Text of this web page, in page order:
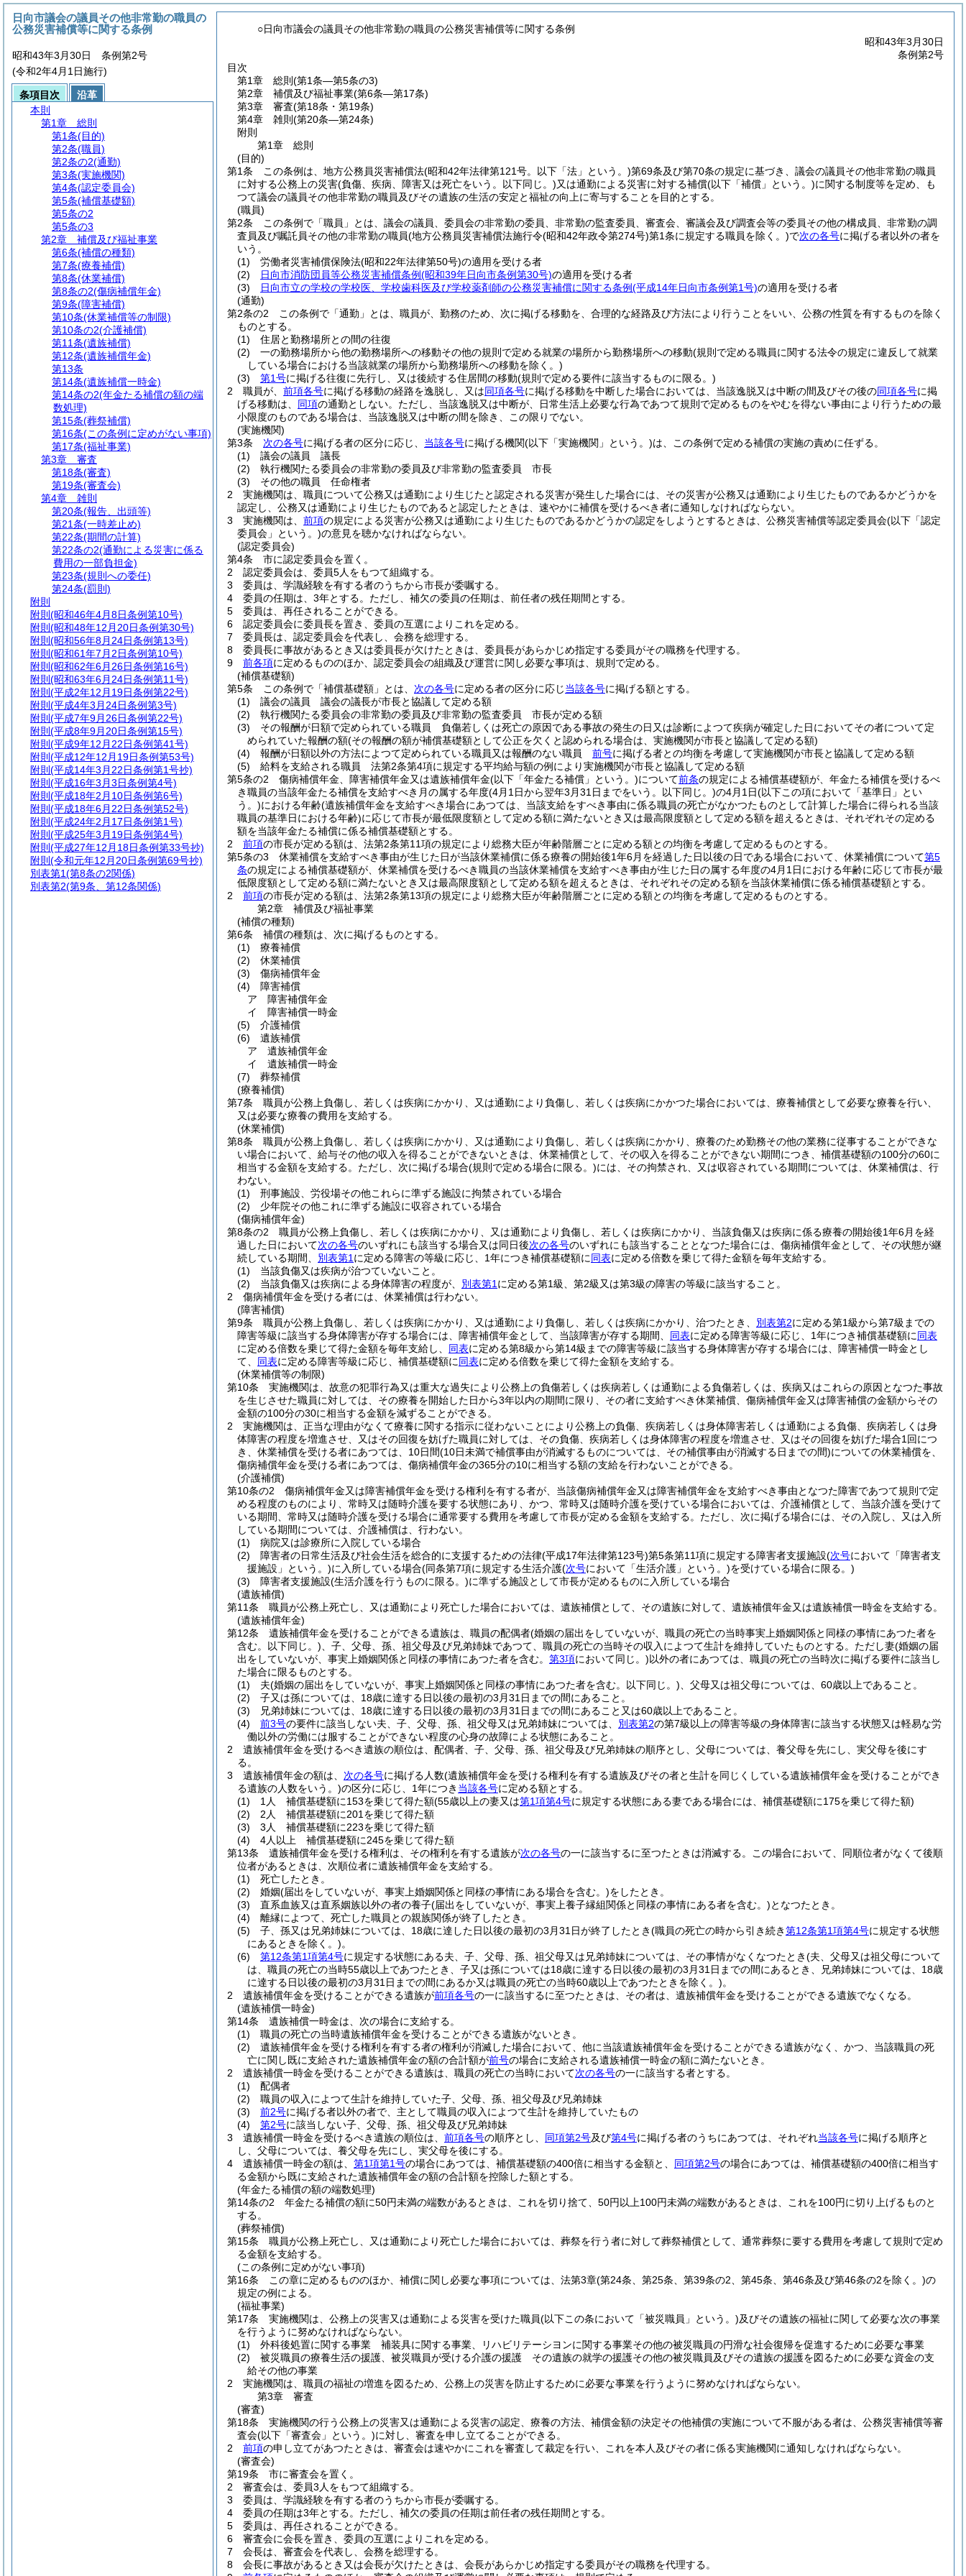
○日向市議会の議員その他非常勤の職員の公務災害補償等に関する条例
昭和43年3月30日
条例第2号
目次
第1章
総則 (第1条―第5条の3)
第2章
補償及び福祉事業(第6条―第17条)
第3章
審査(第18条・第19条)
第4章
雑則 (第20条―第24条)
附則
第1章
総則
(目的)
第1条
この条例は、地方公務員災害補償法(昭和42年法律第121号。以下「法」という。)第69条及び第70条の規定に基づき、議会の議員その他非常勤の職員
に対する公務上の災害(負傷、疾病、障害又は死亡をいう。以下同じ。)又は通勤による災害に対する補償(以下「補償」という。)に関する制度等を定め、も
つて議会の議員その他非常勤の職員及びその遺族の生活の安定と福祉の向上に寄与することを目的とする。
(職員)
第2条
この条例で「職員」とは、議会の議員、委員会の非常勤の委員、非常勤の監査委員、審査会、審議会及び調査会等の委員その他の構成員、非常勤の調
査員及び嘱託員その他の非常勤の職員(地方公務員災害補償法施行令(昭和42年政令第274号)第1条に規定する職員を除く。)で次の各号に掲げる者以外の者を
いう。
(1)
労働者災害補償保険法(昭和22年法律第50号)の適用を受ける者
(2)
日向市消防団員等公務災害補償条例(昭和39年日向市条例第30号)の適用を受ける者
(3)
日向市立の学校の学校医、学校歯科医及び学校薬剤師の公務災害補償に関する条例(平成14年日向市条例第1号)の適用を受ける者
(通勤)
第2条の2
この条例で「通勤」とは、職員が、勤務のため、次に掲げる移動を、合理的な経路及び方法により行うことをいい、公務の性質を有するものを除く
ものとする。
(1)
住居と勤務場所との間の往復
(2)
一の勤務場所から他の勤務場所への移動その他の規則で定める就業の場所から勤務場所への移動(規則で定める職員に関する法令の規定に違反して就業
している場合における当該就業の場所から勤務場所への移動を除く。)
(3)
第1号に掲げる往復に先行し、又は後続する住居間の移動(規則で定める要件に該当するものに限る。)
2
職員が、 前項各号に掲げる移動の経路を逸脱し、又は同項各号に掲げる移動を中断した場合においては、当該逸脱又は中断の間及びその後の同項各号に掲
げる移動は、 同項の通勤としない。 ただし、当該逸脱又は中断が、日常生活上必要な行為であつて規則で定めるものをやむを得ない事由により行うための最
小限度のものである場合は、当該逸脱又は中断の間を除き、この限りでない。
(実施機関)
第3条
次の各号に掲げる者の区分に応じ、 当該各号に掲げる機関(以下「実施機関」という。)は、この条例で定める補償の実施の責めに任ずる。
(1)
議会の議員 議長
(2)
執行機関たる委員会の非常勤の委員及び非常勤の監査委員 市長
(3)
その他の職員 任命権者
2
実施機関は、職員について公務又は通勤により生じたと認定される災害が発生した場合には、その災害が公務又は通勤により生じたものであるかどうかを
認定し、公務又は通勤により生じたものであると認定したときは、速やかに補償を受けるべき者に通知しなければならない。
3
実施機関は、 前項の規定による災害が公務又は通勤により生じたものであるかどうかの認定をしようとするときは、公務災害補償等認定委員会(以下「認定
委員会」という。)の意見を聴かなければならない。
(認定委員会)
第4条
市に認定委員会を置く。
2
認定委員会は、委員5人をもつて組織する。
3
委員は、学識経験を有する者のうちから市長が委嘱する。
4
委員の任期は、3年とする。 ただし、補欠の委員の任期は、前任者の残任期間とする。
5
委員は、再任されることができる。
6
認定委員会に委員長を置き、委員の互選によりこれを定める。
7
委員長は、認定委員会を代表し、会務を総理する。
8
委員長に事故があるとき又は委員長が欠けたときは、委員長があらかじめ指定する委員がその職務を代理する。
9
前各項に定めるもののほか、認定委員会の組織及び運営に関し必要な事項は、規則で定める。
(補償基礎額)
第5条
この条例で「補償基礎額」とは、 次の各号に定める者の区分に応じ当該各号に掲げる額とする。
(1)
議会の議員 議会の議長が市長と協議して定める額
(2)
執行機関たる委員会の非常勤の委員及び非常勤の監査委員 市長が定める額
(3)
その報酬が日額で定められている職員 負傷若しくは死亡の原因である事故の発生の日又は診断によつて疾病が確定した日においてその者について定
められていた報酬の額(その報酬の額が補償基礎額として公正を欠くと認められる場合は、実施機関が市長と協議して定める額)
(4)
報酬が日額以外の方法によつて定められている職員又は報酬のない職員 前号に掲げる者との均衡を考慮して実施機関が市長と協議して定める額
(5)
給料を支給される職員 法第2条第4項に規定する平均給与額の例により実施機関が市長と協議して定める額
第5条の2
傷病補償年金、障害補償年金又は遺族補償年金(以下「年金たる補償」という。)について前条の規定による補償基礎額が、年金たる補償を受けるべ
き職員の当該年金たる補償を支給すべき月の属する年度(4月1日から翌年3月31日までをいう。以下同じ。)の4月1日(以下この項において「基準日」とい
う。)における年齢(遺族補償年金を支給すべき場合にあつては、当該支給をすべき事由に係る職員の死亡がなかつたものとして計算した場合に得られる当該
職員の基準日における年齢)に応じて市長が最低限度額として定める額に満たないとき又は最高限度額として定める額を超えるときは、それぞれその定める
額を当該年金たる補償に係る補償基礎額とする。
2
前項の市長が定める額は、法第2条第11項の規定により総務大臣が年齢階層ごとに定める額との均衡を考慮して定めるものとする。
第5条の3
休業補償を支給すべき事由が生じた日が当該休業補償に係る療養の開始後1年6月を経過した日以後の日である場合において、休業補償について第5
条の規定による補償基礎額が、休業補償を受けるべき職員の当該休業補償を支給すべき事由が生じた日の属する年度の4月1日における年齢に応じて市長が最
低限度額として定める額に満たないとき又は最高限度額として定める額を超えるときは、それぞれその定める額を当該休業補償に係る補償基礎額とする。
2
前項の市長が定める額は、法第2条第13項の規定により総務大臣が年齢階層ごとに定める額との均衡を考慮して定めるものとする。
第2章
補償及び福祉事業
(補償の種類)
第6条
補償の種類は、次に掲げるものとする。
(1)
療養補償
(2)
休業補償
(3)
傷病補償年金
(4)
障害補償
ア
障害補償年金
イ
障害補償一時金
(5)
介護補償
(6)
遺族補償
ア
遺族補償年金
イ
遺族補償一時金
(7)
葬祭補償
(療養補償)
第7条
職員が公務上負傷し、若しくは疾病にかかり、又は通勤により負傷し、若しくは疾病にかかつた場合においては、療養補償として必要な療養を行い、
又は必要な療養の費用を支給する。
(休業補償)
第8条
職員が公務上負傷し、若しくは疾病にかかり、又は通勤により負傷し、若しくは疾病にかかり、療養のため勤務その他の業務に従事することができな
い場合において、給与その他の収入を得ることができないときは、休業補償として、その収入を得ることができない期間につき、補償基礎額の100分の60に
相当する金額を支給する。 ただし、次に掲げる場合(規則で定める場合に限る。)には、その拘禁され、又は収容されている期間については、休業補償は、行
わない。
(1)
刑事施設、労役場その他これらに準ずる施設に拘禁されている場合
(2)
少年院その他これに準ずる施設に収容されている場合
(傷病補償年金)
第8条の2
職員が公務上負傷し、若しくは疾病にかかり、又は通勤により負傷し、若しくは疾病にかかり、当該負傷又は疾病に係る療養の開始後1年6月を経
過した日において次の各号のいずれにも該当する場合又は同日後次の各号のいずれにも該当することとなつた場合には、傷病補償年金として、その状態が継
続している期間、 別表第1 に定める障害の等級に応じ、1年につき補償基礎額に同表に定める倍数を乗じて得た金額を毎年支給する。
(1)
当該負傷又は疾病が治つていないこと。
(2)
当該負傷又は疾病による身体障害の程度が、 別表第1 に定める第1級、第2級又は第3級の障害の等級に該当すること。
2
傷病補償年金を受ける者には、休業補償は行わない。
(障害補償)
第9条
職員が公務上負傷し、若しくは疾病にかかり、又は通勤により負傷し、若しくは疾病にかかり、治つたとき、 別表第2に定める第1級から第7級までの
障害等級に該当する身体障害が存する場合には、障害補償年金として、当該障害が存する期間、 同表に定める障害等級に応じ、1年につき補償基礎額に同表
に定める倍数を乗じて得た金額を毎年支給し、 同表に定める第8級から第14級までの障害等級に該当する身体障害が存する場合には、障害補償一時金とし
て、 同表に定める障害等級に応じ、補償基礎額に同表に定める倍数を乗じて得た金額を支給する。
(休業補償等の制限)
第10条
実施機関は、故意の犯罪行為又は重大な過失により公務上の負傷若しくは疾病若しくは通勤による負傷若しくは、疾病又はこれらの原因となつた事故
を生じさせた職員に対しては、その療養を開始した日から3年以内の期間に限り、その者に支給すべき休業補償、傷病補償年金又は障害補償の金額からその
金額の100分の30に相当する金額を減ずることができる。
2
実施機関は、正当な理由がなくて療養に関する指示に従わないことにより公務上の負傷、疾病若しくは身体障害若しくは通勤による負傷、疾病若しくは身
体障害の程度を増進させ、又はその回復を妨げた職員に対しては、その負傷、疾病若しくは身体障害の程度を増進させ、又はその回復を妨げた場合1回につ
き、休業補償を受ける者にあつては、10日間(10日未満で補償事由が消滅するものについては、その補償事由が消滅する日までの間)についての休業補償を、
傷病補償年金を受ける者にあつては、傷病補償年金の365分の10に相当する額の支給を行わないことができる。
(介護補償)
第10条の2
傷病補償年金又は障害補償年金を受ける権利を有する者が、当該傷病補償年金又は障害補償年金を支給すべき事由となつた障害であつて規則で定
める程度のものにより、常時又は随時介護を要する状態にあり、かつ、常時又は随時介護を受けている場合においては、介護補償として、当該介護を受けて
いる期間、常時又は随時介護を受ける場合に通常要する費用を考慮して市長が定める金額を支給する。 ただし、次に掲げる場合には、その入院し、又は入所
している期間については、介護補償は、行わない。
(1)
病院又は診療所に入院している場合
(2)
障害者の日常生活及び社会生活を総合的に支援するための法律(平成17年法律第123号)第5条第11項に規定する障害者支援施設(次号において「障害者支
援施設」という。)に入所している場合(同条第7項に規定する生活介護(次号において「生活介護」という。)を受けている場合に限る。)
(3)
障害者支援施設(生活介護を行うものに限る。)に準ずる施設として市長が定めるものに入所している場合
(遺族補償)
第11条
職員が公務上死亡し、又は通勤により死亡した場合においては、遺族補償として、その遺族に対して、遺族補償年金又は遺族補償一時金を支給する。
(遺族補償年金)
第12条
遺族補償年金を受けることができる遺族は、職員の配偶者(婚姻の届出をしていないが、職員の死亡の当時事実上婚姻関係と同様の事情にあつた者を
含む。以下同じ。) 、子、父母、孫、祖父母及び兄弟姉妹であつて、職員の死亡の当時その収入によつて生計を維持していたものとする。 ただし妻(婚姻の届
出をしていないが、事実上婚姻関係と同様の事情にあつた者を含む。 第3項において同じ。)以外の者にあつては、職員の死亡の当時次に掲げる要件に該当し
た場合に限るものとする。
(1)
夫(婚姻の届出をしていないが、事実上婚姻関係と同様の事情にあつた者を含む。以下同じ。) 、父母又は祖父母については、60歳以上であること。
(2)
子又は孫については、18歳に達する日以後の最初の3月31日までの間にあること。
(3)
兄弟姉妹については、18歳に達する日以後の最初の3月31日までの間にあること又は60歳以上であること。
(4)
前3号の要件に該当しない夫、子、父母、孫、祖父母又は兄弟姉妹については、 別表第2の第7級以上の障害等級の身体障害に該当する状態又は軽易な労
働以外の労働には服することができない程度の心身の故障による状態にあること。
2
遺族補償年金を受けるべき遺族の順位は、配偶者、子、父母、孫、祖父母及び兄弟姉妹の順序とし、父母については、養父母を先にし、実父母を後にす
る。
3
遺族補償年金の額は、 次の各号に掲げる人数(遺族補償年金を受ける権利を有する遺族及びその者と生計を同じくしている遺族補償年金を受けることができ
る遺族の人数をいう。)の区分に応じ、1年につき 当該各号に定める額とする。
(1)
1人 補償基礎額に153を乗じて得た額(55歳以上の妻又は第1項第4号に規定する状態にある妻である場合には、補償基礎額に175を乗じて得た額)
(2)
2人 補償基礎額に201を乗じて得た額
(3)
3人 補償基礎額に223を乗じて得た額
(4)
4人以上 補償基礎額に245を乗じて得た額
第13条
遺族補償年金を受ける権利は、その権利を有する遺族が次の各号の一に該当するに至つたときは消滅する。
この場合において、同順位者がなくて後順
位者があるときは、次順位者に遺族補償年金を支給する。
(1)
死亡したとき。
(2)
婚姻(届出をしていないが、事実上婚姻関係と同様の事情にある場合を含む。)をしたとき。
(3)
直系血族又は直系姻族以外の者の養子(届出をしていないが、事実上養子縁組関係と同様の事情にある者を含む。)となつたとき。
(4)
離縁によつて、死亡した職員との親族関係が終了したとき。
(5)
子、孫又は兄弟姉妹については、18歳に達した日以後の最初の3月31日が終了したとき(職員の死亡の時から引き続き第12条第1項第4号に規定する状態
にあるときを除く。)。
(6)
第12条第1項第4号に規定する状態にある夫、子、父母、孫、祖父母又は兄弟姉妹については、その事情がなくなつたとき(夫、父母又は祖父母について
は、職員の死亡の当時55歳以上であつたとき、子又は孫については18歳に達する日以後の最初の3月31日までの間にあるとき、兄弟姉妹については、18歳
に達する日以後の最初の3月31日までの間にあるか又は職員の死亡の当時60歳以上であつたときを除く。)。
2
遺族補償年金を受けることができる遺族が前項各号の一に該当するに至つたときは、その者は、遺族補償年金を受けることができる遺族でなくなる。
(遺族補償一時金)
第14条
遺族補償一時金は、次の場合に支給する。
(1)
職員の死亡の当時遺族補償年金を受けることができる遺族がないとき。
(2)
遺族補償年金を受ける権利を有する者の権利が消滅した場合において、他に当該遺族補償年金を受けることができる遺族がなく、かつ、当該職員の死
亡に関し既に支給された遺族補償年金の額の合計額が前号の場合に支給される遺族補償一時金の額に満たないとき。
2
遺族補償一時金を受けることができる遺族は、職員の死亡の当時において次の各号の一に該当する者とする。
(1)
配偶者
(2)
職員の収入によつて生計を維持していた子、父母、孫、祖父母及び兄弟姉妹
(3)
前2号に掲げる者以外の者で、主として職員の収入によつて生計を維持していたもの
(4)
第2号に該当しない子、父母、孫、祖父母及び兄弟姉妹
3
遺族補償一時金を受けるべき遺族の順位は、 前項各号の順序とし、 同項第2号及び第4号に掲げる者のうちにあつては、それぞれ当該各号に掲げる順序と
し、父母については、養父母を先にし、実父母を後にする。
4
遺族補償一時金の額は、 第1項第1号の場合にあつては、補償基礎額の400倍に相当する金額と、 同項第2号の場合にあつては、補償基礎額の400倍に相当す
る金額から既に支給された遺族補償年金の額の合計額を控除した額とする。
(年金たる補償の額の端数処理)
第14条の2
年金たる補償の額に50円未満の端数があるときは、これを切り捨て、50円以上100円未満の端数があるときは、これを100円に切り上げるものと
する。
(葬祭補償)
第15条
職員が公務上死亡し、又は通勤により死亡した場合においては、葬祭を行う者に対して葬祭補償として、通常葬祭に要する費用を考慮して規則で定め
る金額を支給する。
(この条例に定めがない事項)
第16条
この章に定めるもののほか、補償に関し必要な事項については、法第3章(第24条、第25条、第39条の2、第45条、第46条及び第46条の2を除く。)の
規定の例による。
(福祉事業)
第17条
実施機関は、公務上の災害又は通勤による災害を受けた職員(以下この条において「被災職員」という。)及びその遺族の福祉に関して必要な次の事業
を行うように努めなければならない。
(1)
外科後処置に関する事業 補装具に関する事業、リハビリテーシヨンに関する事業その他の被災職員の円滑な社会復帰を促進するために必要な事業
(2)
被災職員の療養生活の援護、被災職員が受ける介護の援護 その遺族の就学の援護その他の被災職員及びその遺族の援護を図るために必要な資金の支
給その他の事業
2
実施機関は、職員の福祉の増進を図るため、公務上の災害を防止するために必要な事業を行うように努めなければならない。
第3章
審査
(審査)
第18条
実施機関の行う公務上の災害又は通勤による災害の認定、療養の方法、補償金額の決定その他補償の実施について不服がある者は、公務災害補償等審
査会(以下「審査会」という。)に対し、審査を申し立てることができる。
2
前項の申し立てがあつたときは、審査会は速やかにこれを審査して裁定を行い、これを本人及びその者に係る実施機関に通知しなければならない。
(審査会)
第19条
市に審査会を置く。
2
審査会は、委員3人をもつて組織する。
3
委員は、学識経験を有する者のうちから市長が委嘱する。
4
委員の任期は3年とする。 ただし、補欠の委員の任期は前任者の残任期間とする。
5
委員は、再任されることができる。
6
審査会に会長を置き、委員の互選によりこれを定める。
7
会長は、審査会を代表し、会務を総理する。
8
会長に事故があるとき又は会長が欠けたときは、会長があらかじめ指定する委員がその職務を代理する。
日向市議会の議員その他非常勤の職員の
公務災害補償等に関する条例
昭和43年3月30日 条例第2号
(令和2年4月1日施行)
条項目次
沿革
本則
第1章
総則
第1条(目的)
第2条(職員)
第2条の2(通勤)
第3条(実施機関)
第4条(認定委員会)
第5条(補償基礎額)
第5条の2
第5条の3
第2章
補償及び福祉事業
第6条(補償の種類)
第7条(療養補償)
第8条(休業補償)
第8条の2(傷病補償年金)
第9条(障害補償)
第10条(休業補償等の制限)
第10条の2(介護補償)
第11条(遺族補償)
第12条(遺族補償年金)
第13条
第14条(遺族補償一時金)
第14条の2(年金たる補償の額の端
数処理)
第15条(葬祭補償)
第16条(この条例に定めがない事項)
第17条(福祉事業)
第3章
審査
第18条(審査)
第19条(審査会)
第4章
雑則
第20条(報告、出頭等)
第21条(一時差止め)
第22条(期間の計算)
第22条の2(通勤による災害に係る
費用の一部負担金)
第23条(規則への委任)
第24条(罰則)
附則
附則 (昭和46年4月8日条例第10号)
附則 (昭和48年12月20日条例第30号)
附則 (昭和56年8月24日条例第13号)
附則 (昭和61年7月2日条例第10号)
附則 (昭和62年6月26日条例第16号)
附則 (昭和63年6月24日条例第11号)
附則 (平成2年12月19日条例第22号)
附則 (平成4年3月24日条例第3号)
附則 (平成7年9月26日条例第22号)
附則 (平成8年9月20日条例第15号)
附則 (平成9年12月22日条例第41号)
附則 (平成12年12月19日条例第53号)
附則 (平成14年3月22日条例第1号抄)
附則 (平成16年3月3日条例第4号)
附則 (平成18年2月10日条例第6号)
附則 (平成18年6月22日条例第52号)
附則 (平成24年2月17日条例第1号)
附則 (平成25年3月19日条例第4号)
附則 (平成27年12月18日条例第33号抄)
附則 (令和元年12月20日条例第69号抄)
別表第1(第8条の2関係)
別表第2(第9条、第12条関係)